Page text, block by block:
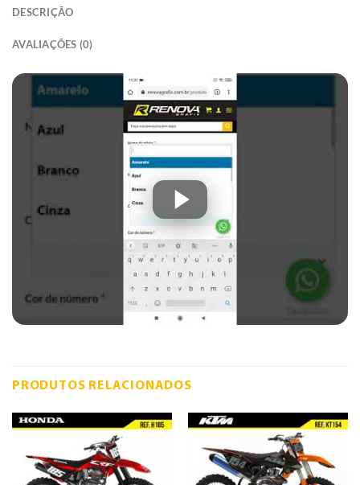
DESCRIÇÃO
AVALIAÇÕES (0)
PRODUTOS RELACIONADOS